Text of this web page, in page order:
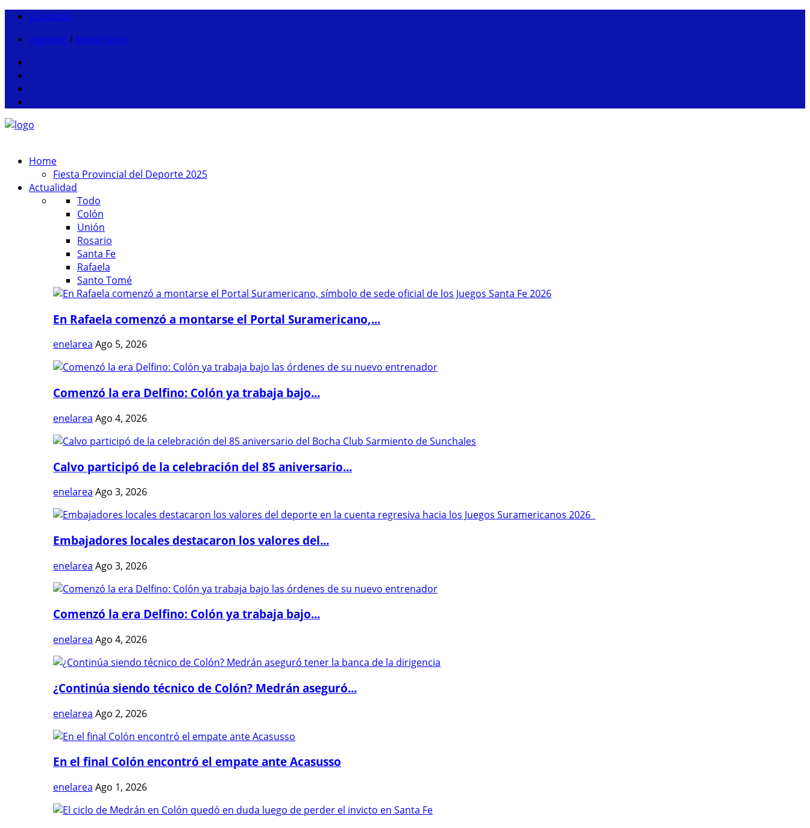
Contacto
Ingresar / Registrarse
Home
Fiesta Provincial del Deporte 2025
Actualidad
Todo
Colón
Unión
Rosario
Santa Fe
Rafaela
Santo Tomé
En Rafaela comenzó a montarse el Portal Suramericano,...
enelarea Ago 5, 2026
Comenzó la era Delfino: Colón ya trabaja bajo...
enelarea Ago 4, 2026
Calvo participó de la celebración del 85 aniversario...
enelarea Ago 3, 2026
Embajadores locales destacaron los valores del...
enelarea Ago 3, 2026
Comenzó la era Delfino: Colón ya trabaja bajo...
enelarea Ago 4, 2026
¿Continúa siendo técnico de Colón? Medrán aseguró...
enelarea Ago 2, 2026
En el final Colón encontró el empate ante Acasusso
enelarea Ago 1, 2026